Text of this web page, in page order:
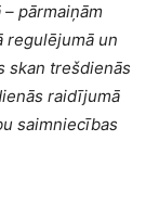
pārmaiņām
regulējumā un
skan trešdienās
raidījumā
saimniecības